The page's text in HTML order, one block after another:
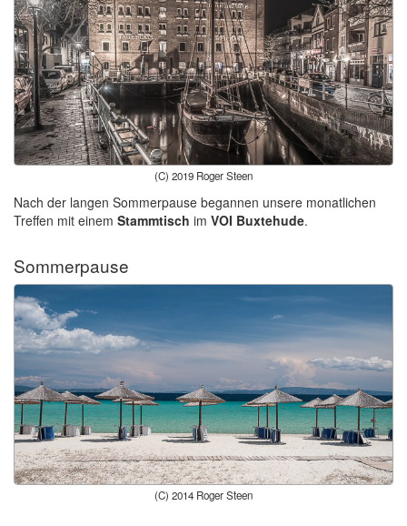
(C) 2019 Roger Steen
Nach der langen Sommerpause begannen unsere monatlichen
Treffen mit einem Stammtisch im VOI Buxtehude.
Sommerpause
(C) 2014 Roger Steen